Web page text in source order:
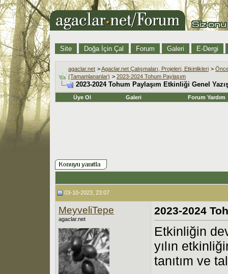
Site Doğa İçin Çal Forum Galeri E-Dergi
agaclar.net >Agaclar.net Çalışmaları, Projeleri, Etkinlikleri >
(Tamamlananlar) > 2023-2024 Tohum Paylaşım
2023-2024 Tohum Paylaşım Etkinliği Genel
Üye Ol Galeri Forum Yardım
03-10-2023, 23:07
MeyveliTepe
agaclar.net
2023-2024
Etkinliğin
yılın
tanıtım ve